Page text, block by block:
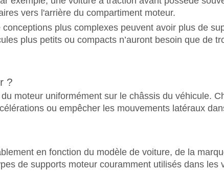
vers l'arrière du compartiment moteur.
plus complexes peuvent avoir plus de
plus petits ou compacts n’auront besoin que de
?
moteur uniformément sur le châssis du véhicule.
ou empêcher les mouvements latéraux
en fonction du modèle de voiture, de la
de supports moteur couramment utilisés dans les